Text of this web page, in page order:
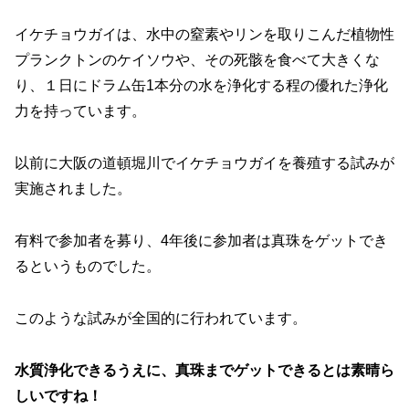
イケチョウガイは、水中の窒素やリンを取りこんだ植物性
プランクトンのケイソウや、その死骸を食べて大きくな
り、１日にドラム缶1本分の水を浄化する程の優れた浄化
力を持っています。
以前に大阪の道頓堀川でイケチョウガイを養殖する試みが
実施されました。
有料で参加者を募り、4年後に参加者は真珠をゲットでき
るというものでした。
このような試みが全国的に行われています。
水質浄化できるうえに、真珠までゲットできるとは素晴ら
しいですね！